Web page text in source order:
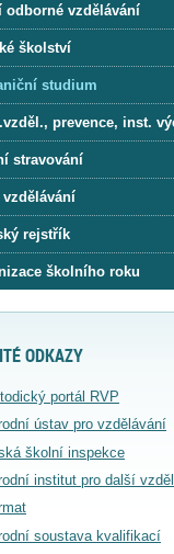
odborné vzdělávání
školství
studium
prevence, inst.
stravování
vzdělávání
rejstřík
školního roku
ODKAZY
portál RVP
ústav pro vzdělávání
školní inspekce
institut pro další
soustava kvalifikací